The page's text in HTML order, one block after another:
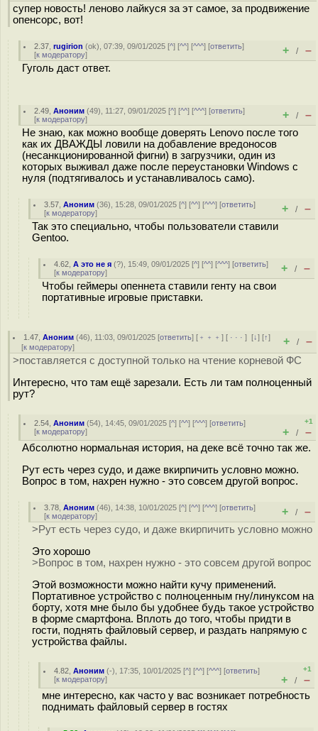
супер новость! леново лайкуся за эт самое, за продвижение
опенсорс, вот!
2.37 ,rugirion (ok), 07:39, 09/01/2025 [^] [^^] [^^^] [ответить]
[к модератору] + / –
Гуголь даст ответ.
2.49 ,Аноним (49), 11:27, 09/01/2025 [^] [^^] [^^^] [ответить]
[к модератору] + / –
Не знаю, как можно вообще доверять Lenovo после того
как их ДВАЖДЫ ловили на добавление вредоносов
(несанкционированной фигни) в загрузчики, один из
которых выживал даже после переустановки Windows с
нуля (подтягивалось и устанавливалось само).
3.57 ,Аноним (36), 15:28, 09/01/2025 [^] [^^] [^^^] [ответить]
[к модератору] + / –
Так это специально, чтобы пользователи ставили
Gentoo.
4.62 ,А это не я (?), 15:49, 09/01/2025 [^] [^^] [^^^] [ответить]
[к модератору] + / –
Чтобы геймеры опеннета ставили генту на свои
портативные игровые приставки.
1.47 ,Аноним (46), 11:03, 09/01/2025 [ответить] [ ﹢﹢﹢] [ · · ·][↓] [↑]
[к модератору] + / –
>поставляется с доступной только на чтение корневой ФС
Интересно, что там ещё зарезали. Есть ли там полноценный
рут?
2.54 ,Аноним (54), 14:45, 09/01/2025 [^] [^^] [^^^] [ответить]
[к модератору]
+1
+ / –
Абсолютно нормальная история, на деке всё точно так же.
Рут есть через судо, и даже вкирпичить условно можно.
Вопрос в том, нахрен нужно - это совсем другой вопрос.
3.78 ,Аноним (46), 14:38, 10/01/2025 [^] [^^] [^^^] [ответить]
[к модератору] + / –
>Рут есть через судо, и даже вкирпичить условно можно
Это хорошо
>Вопрос в том, нахрен нужно - это совсем другой вопрос
Этой возможности можно найти кучу применений.
Портативное устройство с полноценным гну/линуксом на
борту, хотя мне было бы удобнее будь такое устройство
в форме смартфона. Вплоть до того, чтобы придти в
гости, поднять файловый сервер, и раздать напрямую с
устройства файлы.
4.82 ,Аноним (-), 17:35, 10/01/2025 [^] [^^] [^^^] [ответить]
[к модератору]
+1
+ / –
мне интересно, как часто у вас возникает потребность
поднимать файловый сервер в гостях